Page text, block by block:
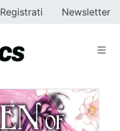
Registrati Newsletter